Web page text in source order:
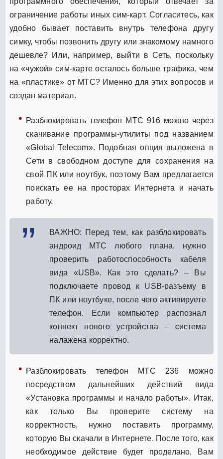
ограничение работы иных сим-карт. Согласитесь, как
удобно бывает поставить внутрь телефона другу
симку, чтобы позвонить другу или знакомому намного
дешевле? Или, например, выйти в Сеть, поскольку
на «чужой» сим-карте осталось больше трафика, чем
на «пластике» от МТС? Именно для этих вопросов и
создан материал.
Разблокировать телефон МТС 916 можно через
скачивание программы-утилиты под названием
«Global Telecom». Подобная опция выложена в
Сети в свободном доступе для сохранения на
свой ПК или ноутбук, поэтому Вам предлагается
поискать ее на просторах Интернета и начать
работу.
ВАЖНО: Перед тем, как разблокировать
андроид МТС любого плана, нужно
проверить работоспособность кабеля
вида «USB». Как это сделать? – Вы
подключаете провод к USB-разъему в
ПК или ноутбуке, после чего активируете
телефон. Если компьютер распознал
коннект нового устройства – система
налажена корректно.
Разблокировать телефон МТС 236 можно
посредством дальнейших действий вида
«Установка программы и начало работы». Итак,
как только Вы проверите систему на
корректность, нужно поставить программу,
которую Вы скачали в Интернете. После того, как
необходимое действие будет проделано, Вам